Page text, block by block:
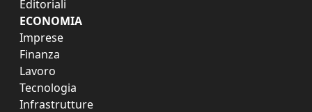
Editoriali
ECONOMIA
Imprese
Finanza
Lavoro
Tecnologia
Infrastrutture